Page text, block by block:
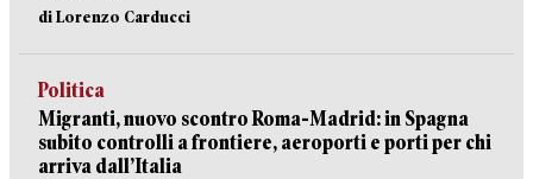
di Lorenzo Carducci
Politica
Migranti, nuovo scontro Roma-Madrid: in Spagna
subito controlli a frontiere, aeroporti e porti per chi
arriva dall’Italia